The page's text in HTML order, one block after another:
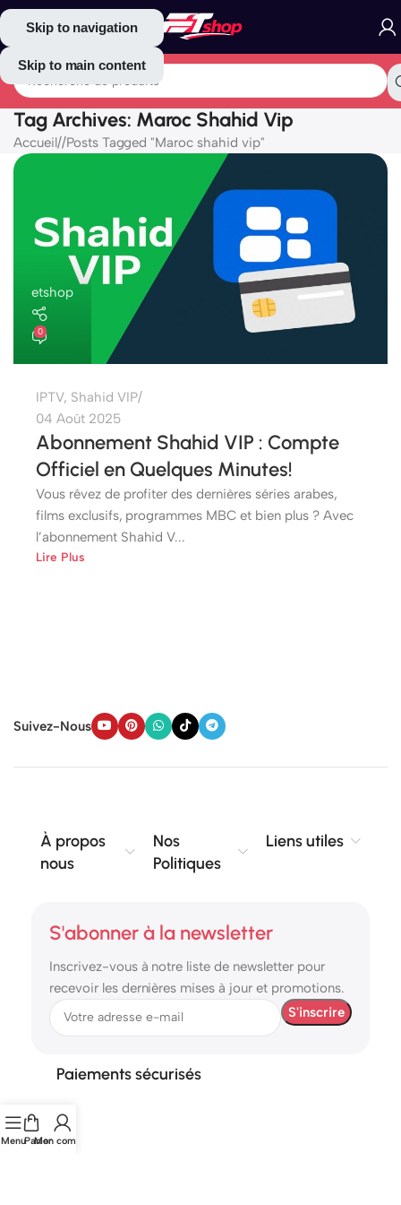
Skip to navigation
Skip to main content
Tag Archives: Maroc Shahid Vip
Accueil/ Posts Tagged "Maroc shahid vip"
etshop
0
IPTV, Shahid VIP
04 Août 2025
Abonnement Shahid VIP : Compte
Officiel en Quelques Minutes!
Vous rêvez de profiter des dernières séries arabes,
films exclusifs, programmes MBC et bien plus ? Avec
l’abonnement Shahid V...
Lire Plus
Suivez-Nous
À propos
nous
Nos
Politiques
Liens utiles
S'abonner à la newsletter
Inscrivez-vous à notre liste de newsletter pour
recevoir les dernières mises à jour et promotions.
Paiements sécurisés
MenuPanier
Mon compte